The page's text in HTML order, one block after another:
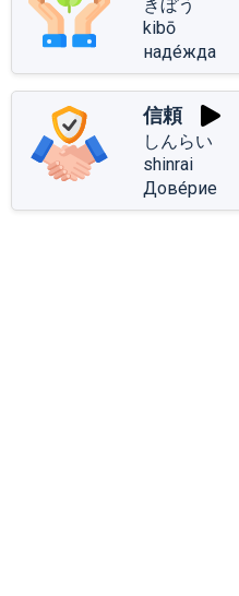
きぼう
kibō
наде́жда
信頼
しんらい
shinrai
Дове́рие